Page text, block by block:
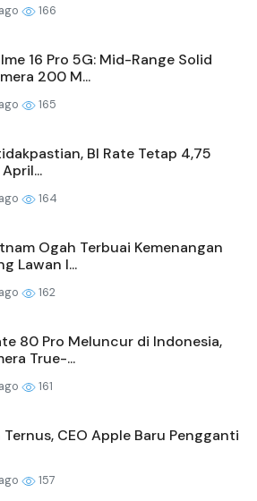
166
16 Pro 5G: Mid-Range Solid
200 M...
165
BI Rate Tetap 4,75
164
Ogah Terbuai Kemenangan
Lawan I...
162
80 Pro Meluncur di Indonesia,
True-...
161
CEO Apple Baru Pengganti
157